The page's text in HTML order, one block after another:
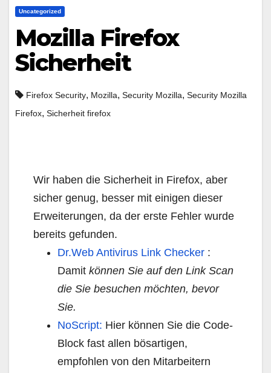
Uncategorized
Mozilla Firefox
Sicherheit
Firefox Security, Mozilla, Security Mozilla, Security Mozilla
Firefox, Sicherheit firefox
Wir haben die Sicherheit in Firefox, aber
sicher genug, besser mit einigen dieser
Erweiterungen, da der erste Fehler wurde
bereits gefunden.
Dr.Web Antivirus Link Checker :
Damit können Sie auf den Link Scan
die Sie besuchen möchten, bevor
Sie.
NoScript: Hier können Sie die Code-
Block fast allen bösartigen,
empfohlen von den Mitarbeitern